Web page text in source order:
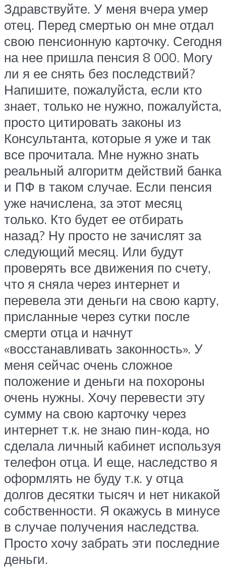
Здравствуйте. У меня вчера умер
отец. Перед смертью он мне отдал
свою пенсионную карточку. Сегодня
на нее пришла пенсия 8 000. Могу
ли я ее снять без последствий?
Напишите, пожалуйста, если кто
знает, только не нужно, пожалуйста,
просто цитировать законы из
Консультанта, которые я уже и так
все прочитала. Мне нужно знать
реальный алгоритм действий банка
и ПФ в таком случае. Если пенсия
уже начислена, за этот месяц
только. Кто будет ее отбирать
назад? Ну просто не зачислят за
следующий месяц. Или будут
проверять все движения по счету,
что я сняла через интернет и
перевела эти деньги на свою карту,
присланные через сутки после
смерти отца и начнут
«восстанавливать законность». У
меня сейчас очень сложное
положение и деньги на похороны
очень нужны. Хочу перевести эту
сумму на свою карточку через
интернет т.к. не знаю пин-кода, но
сделала личный кабинет используя
телефон отца. И еще, наследство я
оформлять не буду т.к. у отца
долгов десятки тысяч и нет никакой
собственности. Я окажусь в минусе
в случае получения наследства.
Просто хочу забрать эти последние
деньги.